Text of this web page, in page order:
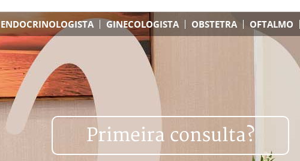
Primeira consulta?
ENDOCRINOLOGISTA GINECOLOGISTA OBSTETRA OFTALMO